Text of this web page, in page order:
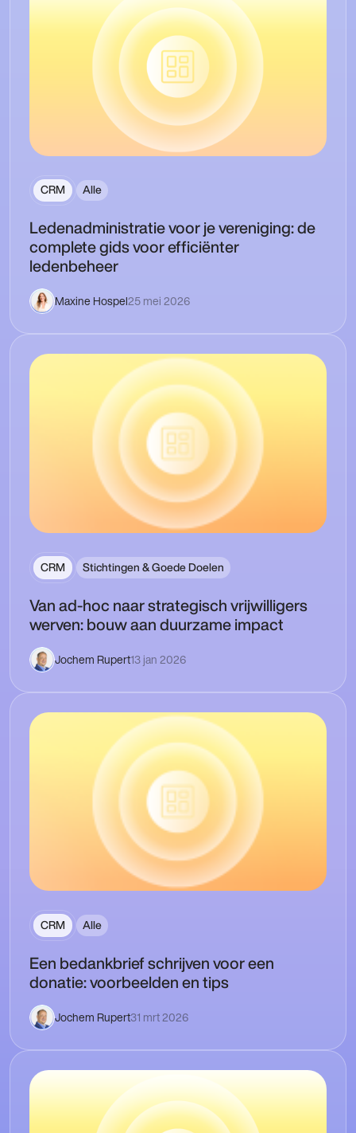
CRM Alle
Ledenadministratie voor je vereniging: de
complete gids voor efficiënter
ledenbeheer
Maxine Hospel25 mei 2026
CRM Stichtingen & Goede Doelen
Van ad‑hoc naar strategisch vrijwilligers
werven: bouw aan duurzame impact
Jochem Rupert13 jan 2026
CRM Alle
Een bedankbrief schrijven voor een
donatie: voorbeelden en tips
Jochem Rupert31 mrt 2026